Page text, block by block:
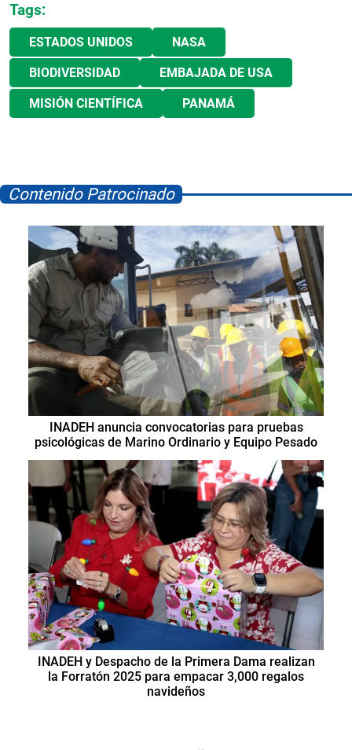
Tags:
ESTADOS UNIDOS NASA
BIODIVERSIDAD EMBAJADA DE USA
MISIÓN CIENTÍFICA PANAMÁ
Contenido Patrocinado
INADEH anuncia convocatorias para pruebas
psicológicas de Marino Ordinario y Equipo Pesado
INADEH y Despacho de la Primera Dama realizan
la Forratón 2025 para empacar 3,000 regalos
navideños